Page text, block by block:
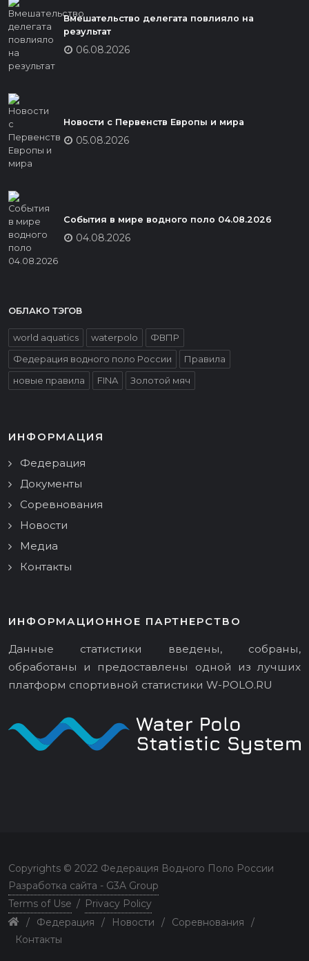
Вмешательство делегата повлияло на
результат
06.08.2026
Новости с Первенств Европы и мира
05.08.2026
События в мире водного поло 04.08.2026
04.08.2026
ОБЛАКО ТЭГОВ
world aquatics waterpolo
ФВПР
Федерация водного поло России
Правила
новые правила
FINA Золотой мяч
ИНФОРМАЦИЯ
Федерация
Документы
Соревнования
Новости
Медиа
Контакты
ИНФОРМАЦИОННОЕ ПАРТНЕРСТВО
Данные статистики введены, собраны,
обработаны и предоставлены одной из лучших
платформ спортивной статистики W-POLO.RU
Copyrights © 2022 Федерация Водного Поло России
Разработка сайта - G3A Group
Terms of Use / Privacy Policy
/
Федерация / Новости / Соревнования
/
Контакты